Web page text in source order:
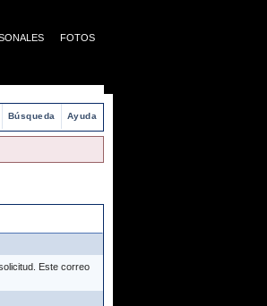
FOTOS
Ayuda
Búsqueda
Este correo